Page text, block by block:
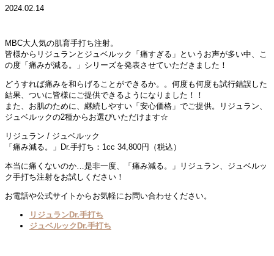
2024.02.14
MBC大人気の肌育手打ち注射。
皆様からリジュランとジュベルック「痛すぎる」というお声が多い中、こ
の度「痛みが減る。」シリーズを発表させていただきました！
どうすれば痛みを和らげることができるか。。何度も何度も試行錯誤した
結果、ついに皆様にご提供できるようになりました！！
また、お肌のために、継続しやすい「安心価格」でご提供。リジュラン、
ジュベルックの2種からお選びいただけます☆
リジュラン / ジュベルック
「痛み減る。」Dr.手打ち：1cc 34,800円（税込）
本当に痛くないのか…是非一度、「痛み減る。」リジュラン、ジュベルッ
ク手打ち注射をお試しください！
お電話や公式サイトからお気軽にお問い合わせください。
リジュランDr.手打ち
ジュベルックDr.手打ち